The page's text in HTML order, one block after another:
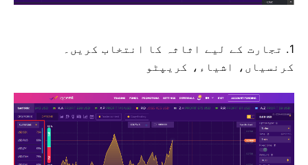
1. تجارت کے لیے اثاثہ کا انتخاب کریں۔
کرنسیاں، اشیاء، کریپٹو